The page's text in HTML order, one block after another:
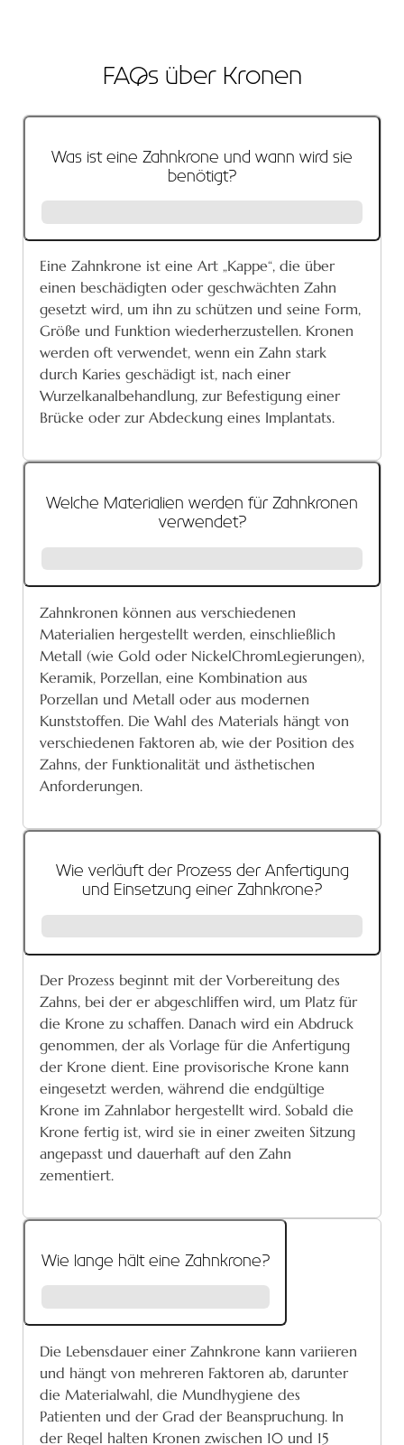
FAQs über Kronen
Was ist eine Zahnkrone und wann wird sie
benötigt?
Eine Zahnkrone ist eine Art „Kappe“, die über
einen beschädigten oder geschwächten Zahn
gesetzt wird, um ihn zu schützen und seine Form,
Größe und Funktion wiederherzustellen. Kronen
werden oft verwendet, wenn ein Zahn stark
durch Karies geschädigt ist, nach einer
Wurzelkanalbehandlung, zur Befestigung einer
Brücke oder zur Abdeckung eines Implantats.
Welche Materialien werden für Zahnkronen
verwendet?
Zahnkronen können aus verschiedenen
Materialien hergestellt werden, einschließlich
Metall (wie Gold oder NickelChromLegierungen),
Keramik, Porzellan, eine Kombination aus
Porzellan und Metall oder aus modernen
Kunststoffen. Die Wahl des Materials hängt von
verschiedenen Faktoren ab, wie der Position des
Zahns, der Funktionalität und ästhetischen
Anforderungen.
Wie verläuft der Prozess der Anfertigung
und Einsetzung einer Zahnkrone?
Der Prozess beginnt mit der Vorbereitung des
Zahns, bei der er abgeschliffen wird, um Platz für
die Krone zu schaffen. Danach wird ein Abdruck
genommen, der als Vorlage für die Anfertigung
der Krone dient. Eine provisorische Krone kann
eingesetzt werden, während die endgültige
Krone im Zahnlabor hergestellt wird. Sobald die
Krone fertig ist, wird sie in einer zweiten Sitzung
angepasst und dauerhaft auf den Zahn
zementiert.
Wie lange hält eine Zahnkrone?
Die Lebensdauer einer Zahnkrone kann variieren
und hängt von mehreren Faktoren ab, darunter
die Materialwahl, die Mundhygiene des
Patienten und der Grad der Beanspruchung. In
der Regel halten Kronen zwischen 10 und 15